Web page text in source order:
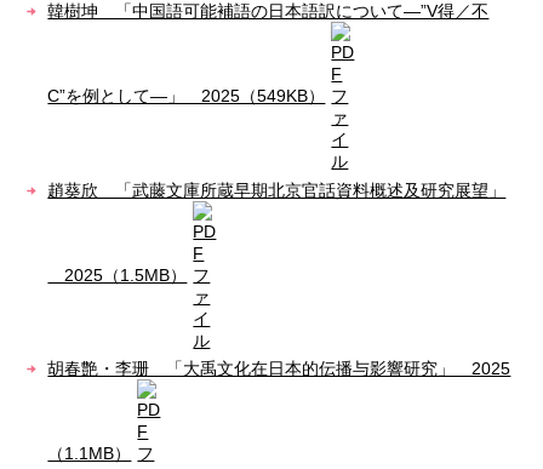
韓樹坤 「中国語可能補語の日本語訳について―”V得／不
C”を例として―」 2025（549KB）
趙葵欣 「武藤文庫所蔵早期北京官話資料概述及研究展望」
2025（1.5MB）
胡春艶・李珊 「大禹文化在日本的伝播与影響研究」 2025
（1.1MB）